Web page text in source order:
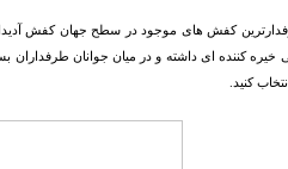
کنید.